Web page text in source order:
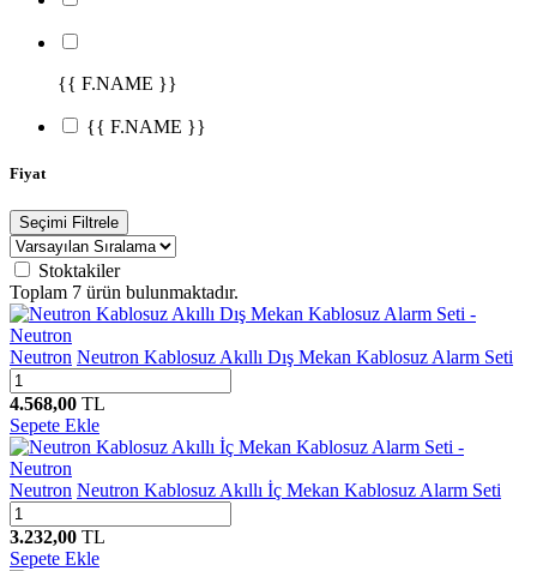
{{ F.NAME }}
{{ F.NAME }}
Fiyat
Seçimi Filtrele
Stoktakiler
Toplam 7 ürün bulunmaktadır.
Neutron Neutron Kablosuz Akıllı Dış Mekan Kablosuz Alarm Seti
4.568,00 TL
Sepete Ekle
Neutron Neutron Kablosuz Akıllı İç Mekan Kablosuz Alarm Seti
3.232,00 TL
Sepete Ekle